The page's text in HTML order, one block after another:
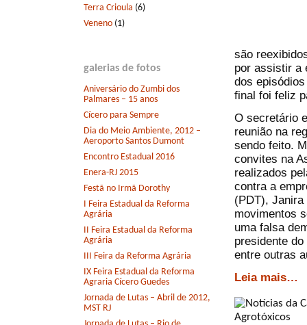
Terra Crioula (6)
Veneno (1)
galerias de fotos
Aniversário do Zumbi dos
Palmares – 15 anos
Cícero para Sempre
Dia do Meio Ambiente, 2012 –
Aeroporto Santos Dumont
Encontro Estadual 2016
Enera-RJ 2015
Festã no Irmã Dorothy
I Feira Estadual da Reforma
Agrária
II Feira Estadual da Reforma
Agrária
III Feira da Reforma Agrária
IX Feira Estadual da Reforma
Agraria Cícero Guedes
Jornada de Lutas – Abril de 2012,
MST RJ
são
por assistir a
dos
final foi feliz
O secretário
reunião na
sendo feito.
convites na
realizados
contra a
(PDT),
movimentos
uma falsa
presidente
entre outras
Leia mais…